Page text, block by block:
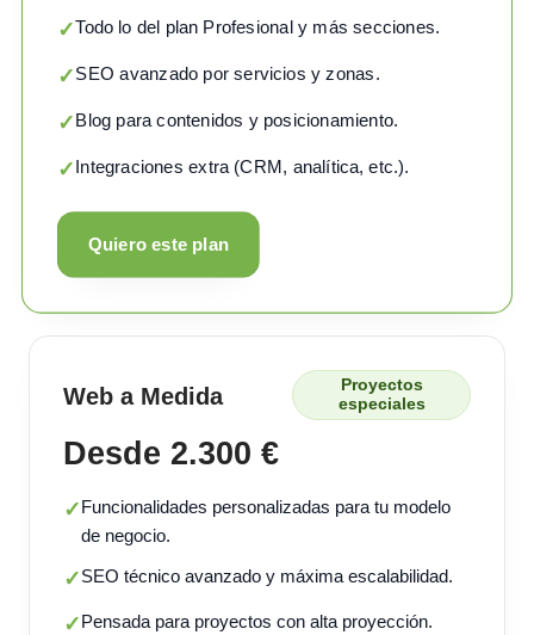
✓Todo lo del plan Profesional y más secciones.
✓SEO avanzado por servicios y zonas.
✓Blog para contenidos y posicionamiento.
✓Integraciones extra (CRM, analítica, etc.).
Quiero este plan
Web a Medida
Proyectos
especiales
Desde 2.300 €
✓Funcionalidades personalizadas para tu modelo
de negocio.
✓SEO técnico avanzado y máxima escalabilidad.
✓Pensada para proyectos con alta proyección.